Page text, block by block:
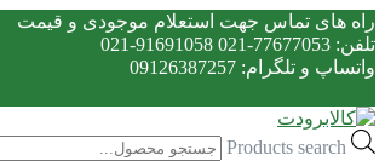
راه های تماس جهت استعلام موجودی و قیمت
تلفن: 77677053-021 91691058-021
واتساپ و تلگرام: 09126387257
Products search